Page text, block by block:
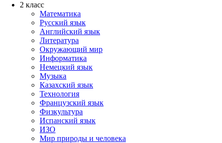
2 класс
Математика
Русский язык
Английский язык
Литература
Окружающий мир
Информатика
Немецкий язык
Музыка
Казахский язык
Технология
Французский язык
Физкультура
Испанский язык
ИЗО
Мир природы и человека